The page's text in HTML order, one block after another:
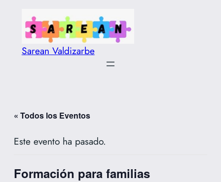
Sarean Valdizarbe
« Todos los Eventos
Este evento ha pasado.
Formación para familias